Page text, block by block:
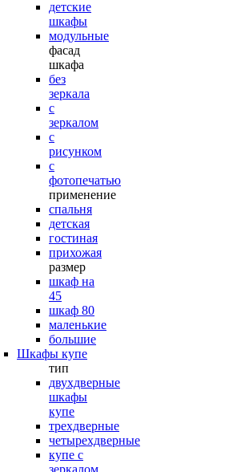
детские
шкафы
модульные
фасад
шкафа
без
зеркала
с
зеркалом
с
рисунком
с
фотопечатью
применение
спальня
детская
гостиная
прихожая
размер
шкаф на
45
шкаф 80
маленькие
большие
Шкафы купе
тип
двухдверные
шкафы
купе
трехдверные
четырехдверные
купе с
зеркалом